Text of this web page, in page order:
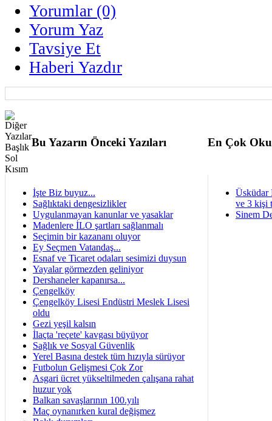
Yorumlar (0)
Yorum Yaz
Tavsiye Et
Haberi Yazdır
Bu Yazarın Önceki Yazıları En Çok
İşte Biz buyuz...
Sağlıktaki dengesizlikler
Uygulanmayan kanunlar ve yasaklar
Madenlere İLO şartları sağlanmalı
Seçimin bir kazananı oluyor
Ey Seçmen Vatandaş...
Esnaf ve Ticaret odaları sesimizi duysun
Yayalar görmezden geliniyor
Dershaneler kapanırsa...
Çengelköy
Çengelköy Lisesi Endüstri Meslek Lisesi
oldu
Gezi yeşil kalsın
İlaçta 'reçete' kavgası büyüyor
Sağlık ve Sosyal Güvenlik
Yerel Basına destek tüm hızıyla sürüyor
Futbolun Gelişmesi Çok Zor
Asgari ücret yükseltilmeden çalışana rahat
huzur yok
Balkan savaşlarının 100.yılı
Maç oynanırken kural değişmez
Üsküdar
ve 3 kişi
Sinem